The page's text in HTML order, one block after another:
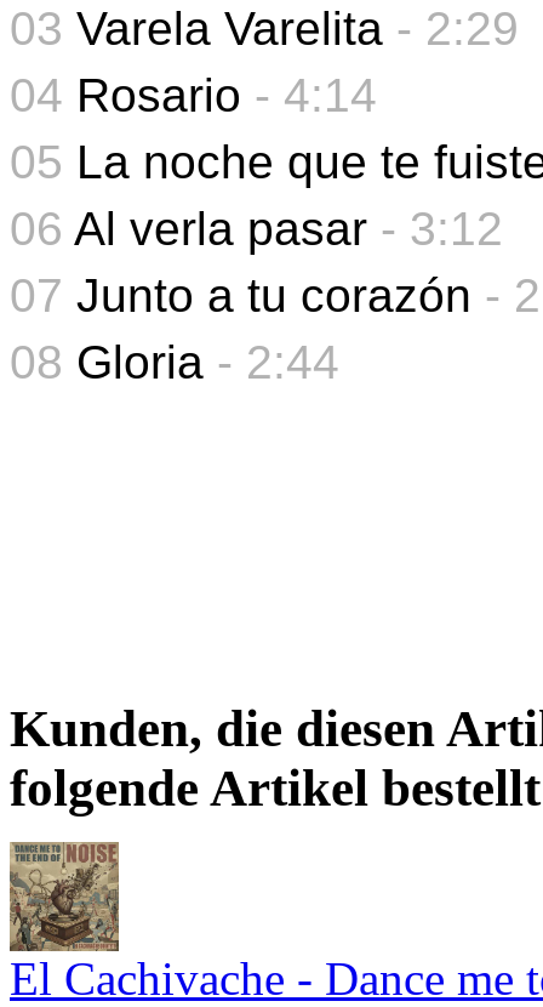
03 Varela Varelita - 2:29
04 Rosario - 4:14
05 La noche que te
06 Al verla pasar - 3:12
07 Junto a tu corazón -
08 Gloria - 2:44
Kunden, die diesen
folgende Artikel
El Cachivache - Dance me